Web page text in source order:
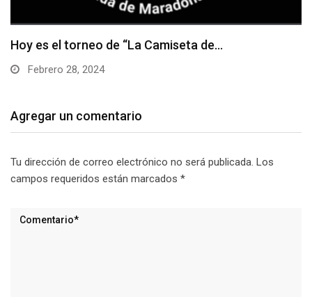
Hoy es el torneo de “La Camiseta de…
Febrero 28, 2024
Agregar un comentario
Tu dirección de correo electrónico no será publicada. Los
campos requeridos están marcados *